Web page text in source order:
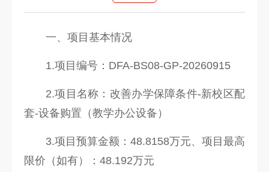
一、项目基本情况
1.项目编号：DFA-BS08-GP-20260915
2.项目名称：改善办学保障条件-新校区配
套-设备购置（教学办公设备）
3.项目预算金额：48.8158万元、项目最高
限价（如有）：48.192万元